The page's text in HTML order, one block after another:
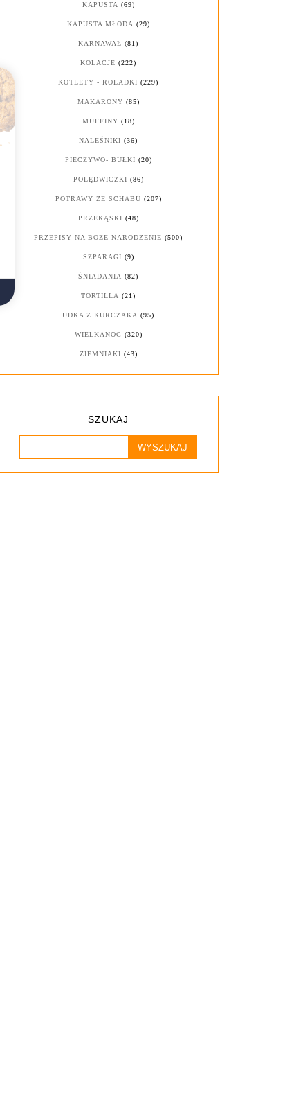
KAPUSTA (69)
KAPUSTA MŁODA (29)
KARNAWAŁ (81)
KOLACJE (222)
KOTLETY - ROLADKI (229)
MAKARONY (85)
MUFFINY (18)
NALEŚNIKI (36)
PIECZYWO- BUŁKI (20)
POLĘDWICZKI (86)
POTRAWY ZE SCHABU (207)
PRZEKĄSKI (48)
PRZEPISY NA BOŻE NARODZENIE (500)
SZPARAGI (9)
ŚNIADANIA (82)
TORTILLA (21)
UDKA Z KURCZAKA (95)
WIELKANOC (320)
ZIEMNIAKI (43)
SZUKAJ